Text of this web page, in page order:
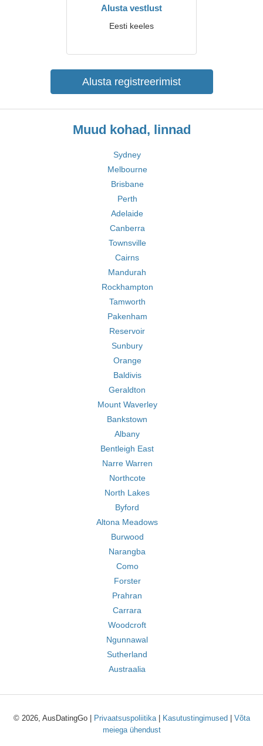
Alusta vestlust
Eesti keeles
Alusta registreerimist
Muud kohad, linnad
Sydney
Melbourne
Brisbane
Perth
Adelaide
Canberra
Townsville
Cairns
Mandurah
Rockhampton
Tamworth
Pakenham
Reservoir
Sunbury
Orange
Baldivis
Geraldton
Mount Waverley
Bankstown
Albany
Bentleigh East
Narre Warren
Northcote
North Lakes
Byford
Altona Meadows
Burwood
Narangba
Como
Forster
Prahran
Carrara
Woodcroft
Ngunnawal
Sutherland
Austraalia
© 2026, AusDatingGo | Privaatsuspoliitika| Kasutustingimused
Võta
meiega ühendust